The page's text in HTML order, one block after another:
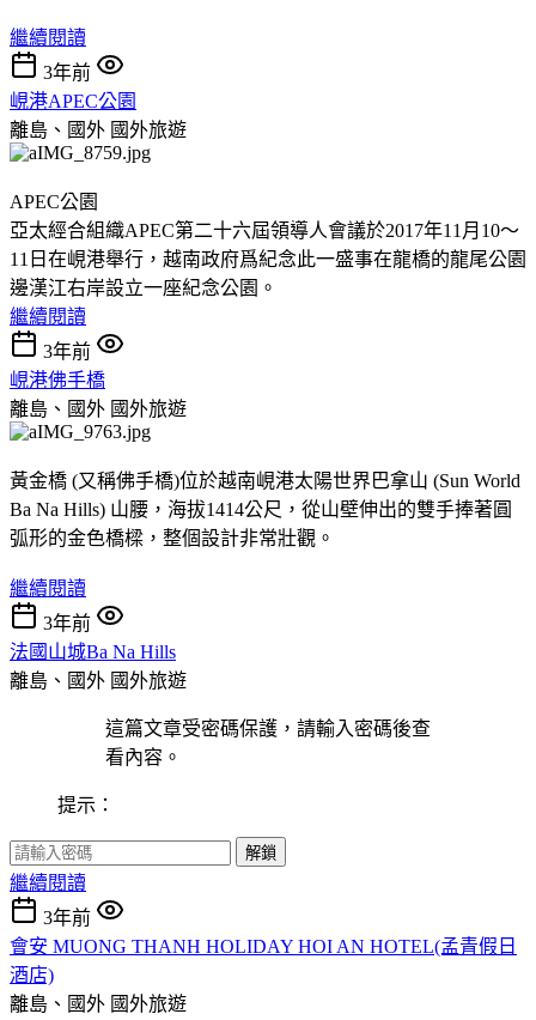
繼續閱讀
3年前
峴港APEC公園
離島、國外 國外旅遊
APEC公園
亞太經合組織APEC第二十六屆領導人會議於2017年11月10～
11日在峴港舉行，越南政府爲紀念此一盛事在龍橋的龍尾公園
邊漢江右岸設立一座紀念公園。
繼續閱讀
3年前
峴港佛手橋
離島、國外 國外旅遊
黃金橋 (又稱佛手橋)位於越南峴港太陽世界巴拿山 (Sun World
Ba Na Hills) 山腰，海拔1414公尺，從山壁伸出的雙手捧著圓
弧形的金色橋樑，整個設計非常壯觀。
繼續閱讀
3年前
法國山城Ba Na Hills
離島、國外 國外旅遊
這篇文章受密碼保護，請輸入密碼後查
看內容。
提示：
解鎖
繼續閱讀
3年前
會安 MUONG THANH HOLIDAY HOI AN HOTEL(孟青假日
酒店)
離島、國外 國外旅遊